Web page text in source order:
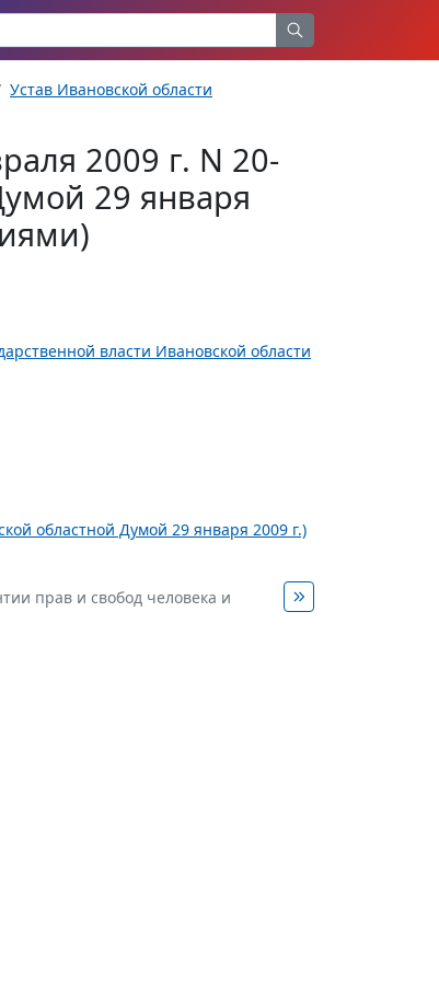
Устав Ивановской области
2009 г. N 20-
29 января
власти Ивановской области
областной Думой 29 января 2009 г.)
прав и свобод человека и